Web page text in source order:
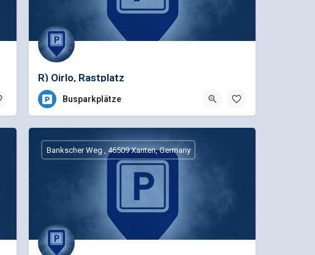
R) Oirlo, Rastplatz
Busparkplätze
Bankscher Weg , 46509 Xanten, Germany